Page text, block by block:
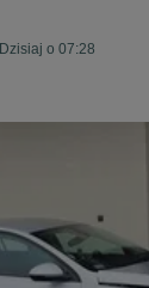
Dzisiaj o 07:28